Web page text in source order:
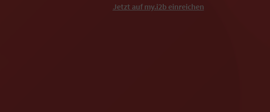
Jetzt auf my.i2b einreichen